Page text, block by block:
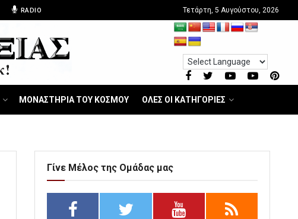
RADIO Τετάρτη, 5 Αυγούστου, 2026
ΜΟΝΑΣΤΗΡΙΑ ΤΟΥ ΚΟΣΜΟΥ ΟΛΕΣ ΟΙ ΚΑΤΗΓΟΡΙΕΣ
Γίνε Μέλος της Ομάδας μας